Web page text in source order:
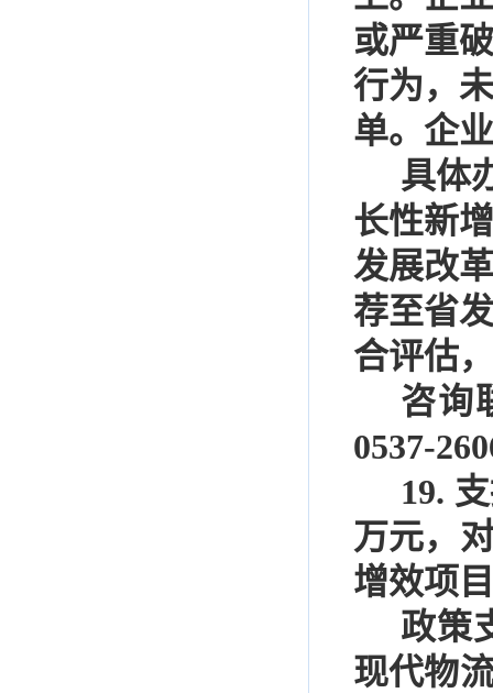
或严重
行为，
单。企
具体
长性新
发展改
荐至省
合评估
咨询
0537-
19.
万元，
增效项
政策
现代物